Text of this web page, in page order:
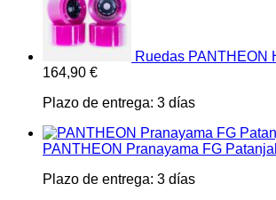
Ruedas PANTHEON
164,90 €
Plazo de entrega: 3 días
PANTHEON Pranayama FG
Plazo de entrega: 3 días